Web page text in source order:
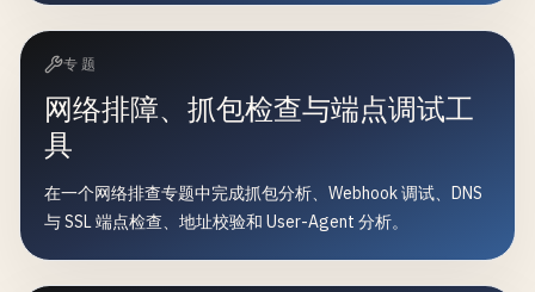
专题
网络排障、抓包检查与端点调试工
具
在一个网络排查专题中完成抓包分析、Webhook 调试、DNS
与 SSL 端点检查、地址校验和 User-Agent 分析。